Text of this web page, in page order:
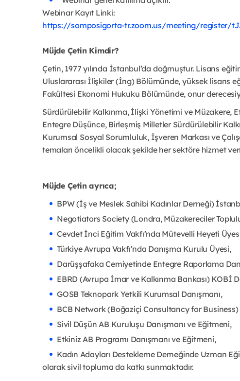
Webinar Kayıt Linki:
https://somposigorta-tr.zoom.us/meeting/register/
Müjde Çetin Kimdir?
Çetin, 1977 yılında İstanbul’da doğmuştur. Lisans
Uluslararası İlişkiler (İng) Bölümünde, yüksek lisans
Fakültesi Ekonomi Hukuku Bölümünde, onur
Sürdürülebilir Kalkınma, İlişki Yönetimi ve Müzakere,
Entegre Düşünce, Birleşmiş Milletler Sürdürülebilir
Kurumsal Sosyal Sorumluluk, İşveren Markası ve
temaları öncelikli olacak şekilde her sektöre hizmet
Müjde Çetin ayrıca;
BPW (İş ve Meslek Sahibi Kadınlar Derneği)
Negotiators Society (Londra, Müzakereciler
Cevdet İnci Eğitim Vakfı’nda Mütevelli Heyeti
Türkiye Avrupa Vakfı’nda Danışma Kurulu Üyesi,
Darüşşafaka Cemiyetinde Entegre Raporlama
EBRD (Avrupa İmar ve Kalkınma Bankası) KOBİ
GOSB Teknopark Yetkili Kurumsal Danışmanı,
BCB Network (Boğaziçi Consultancy for Business)
Sivil Düşün AB Kuruluşu Danışmanı ve Eğitmeni,
Etkiniz AB Programı Danışmanı ve Eğitmeni,
Kadın Adayları Destekleme Derneğinde Uzman
olarak sivil topluma da katkı sunmaktadır.